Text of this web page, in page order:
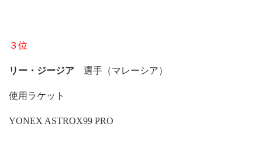
３位
リー・ジージア 選手（マレーシア）
使用ラケット
YONEX ASTROX99 PRO